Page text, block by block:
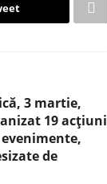
3 martie,
19 acțiuni
de